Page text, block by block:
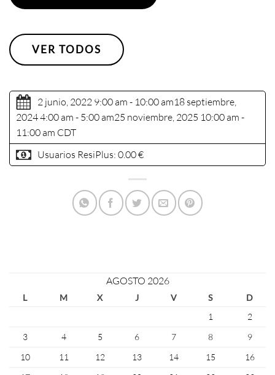
VER TODOS
2 junio, 2022 9:00 am - 10:00 am18 septiembre,
2024 4:00 am - 5:00 am25 noviembre, 2025 10:00 am -
11:00 am CDT
Usuarios ResiPlus: 0.00 €
AGOSTO 2026
L M X J V S
D
1
2
3
4 5 6 7 8
9
10
11 12 13 14 15
16